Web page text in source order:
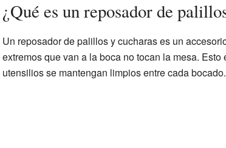
¿Qué es un reposador de
Un reposador de palillos y cucharas es un
extremos que van a la boca no tocan la mesa.
utensilios se mantengan limpios entre cada bocado.